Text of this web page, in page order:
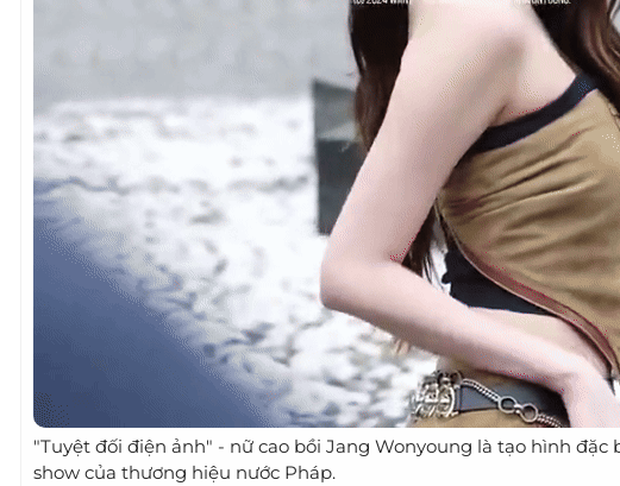
"Tuyệt đối điện ảnh" - nữ cao bồi Jang Wonyoung là tạo hình
show của thương hiệu nước Pháp.